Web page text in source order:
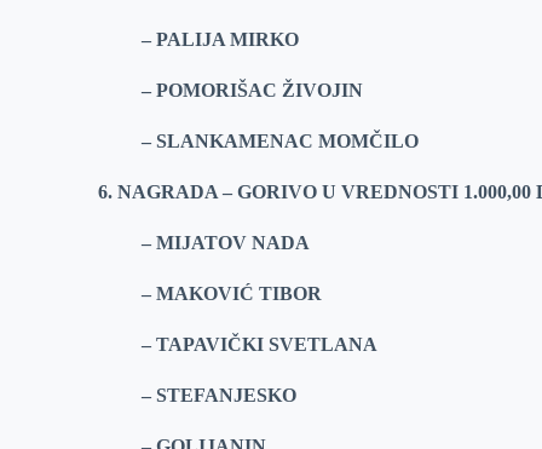
– PALIJA MIRKO
– POMORIŠAC ŽIVOJIN
– SLANKAMENAC MOMČILO
6. NAGRADA – GORIVO U VREDNOSTI 1.000,00
– MIJATOV NADA
– MAKOVIĆ TIBOR
– TAPAVIČKI SVETLANA
– STEFANJESKO